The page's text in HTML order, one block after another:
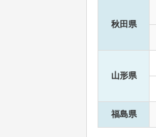
秋田県
山形県
福島県